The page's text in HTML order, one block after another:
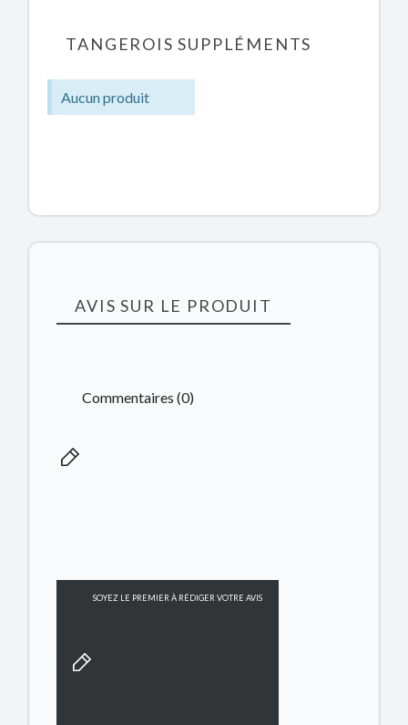
TANGEROIS SUPPLÉMENTS
Aucun produit
AVIS SUR LE PRODUIT
Commentaires (0)
SOYEZ LE PREMIER À RÉDIGER VOTRE AVIS